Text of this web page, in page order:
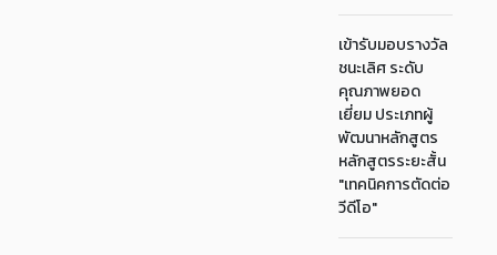
เข้ารับมอบรางวัล
ชนะเลิศ ระดับ
คุณภาพยอด
เยี่ยม ประเภทผู้
พัฒนาหลักสูตร
หลักสูตรระยะสั้น
"เทคนิคการตัดต่อ
วีดีโอ"